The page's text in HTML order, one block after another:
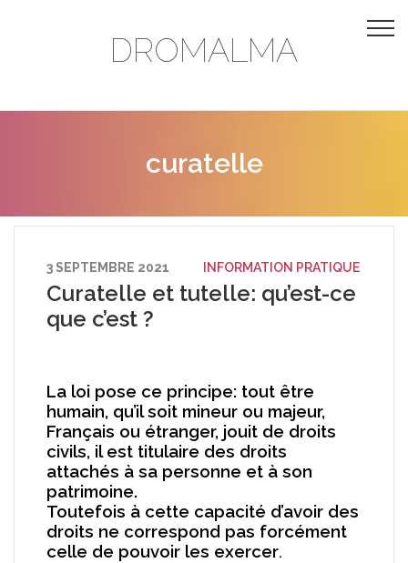
DROMALMA
curatelle
3 SEPTEMBRE 2021 INFORMATION PRATIQUE
Curatelle et tutelle: qu’est-ce
que c’est ?
La loi pose ce principe: tout être
humain, qu’il soit mineur ou majeur,
Français ou étranger, jouit de droits
civils, il est titulaire des droits
attachés à sa personne et à son
patrimoine.
Toutefois à cette capacité d’avoir des
droits ne correspond pas forcément
celle de pouvoir les exercer.